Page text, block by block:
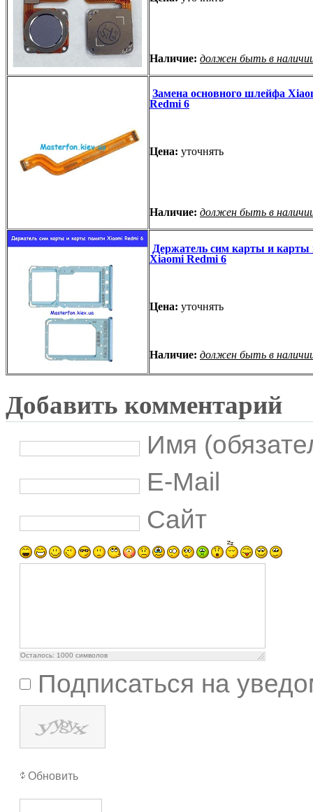
Наличие: должен быть в
Замена основного шлейфа
Redmi 6
Цена: уточнять
Наличие: должен быть в
Держатель сим карты и карты
Xiaomi Redmi 6
Цена: уточнять
Наличие: должен быть в
Добавить комментарий
Имя
E-Mail
Сайт
Осталось: 1000 символов
Подписаться на
Обновить